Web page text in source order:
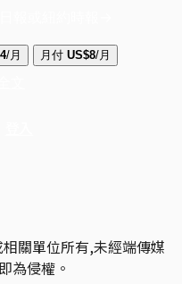
/月 月付 US$8/月
相關單位所有,未經端傳媒
為侵權。